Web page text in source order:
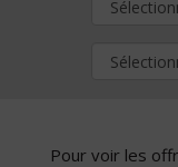
Pour voir les